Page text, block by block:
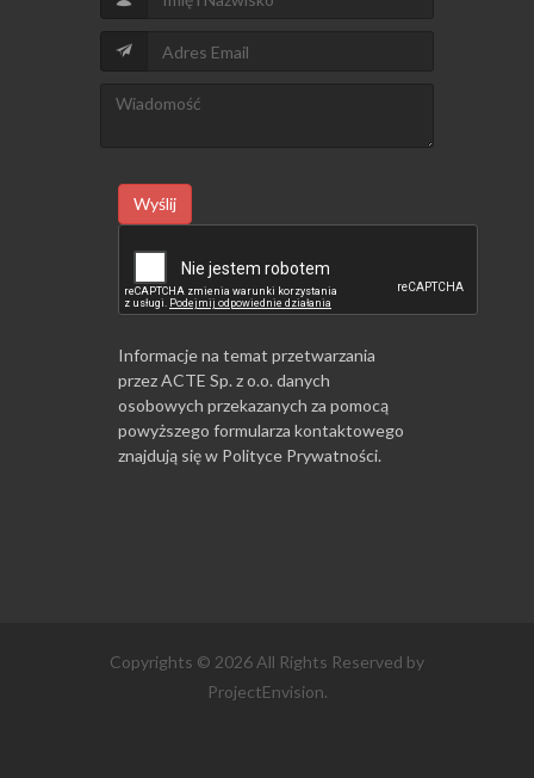
Wyślij
Informacje na temat przetwarzania
przez ACTE Sp. z o.o. danych
osobowych przekazanych za pomocą
powyższego formularza kontaktowego
znajdują się w Polityce Prywatności.
Copyrights © 2026 All Rights Reserved by
ProjectEnvision.